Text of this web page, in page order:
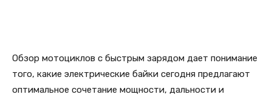
Обзор мотоциклов с быстрым зарядом дает понимание
того, какие электрические байки сегодня предлагают
оптимальное сочетание мощности, дальности и